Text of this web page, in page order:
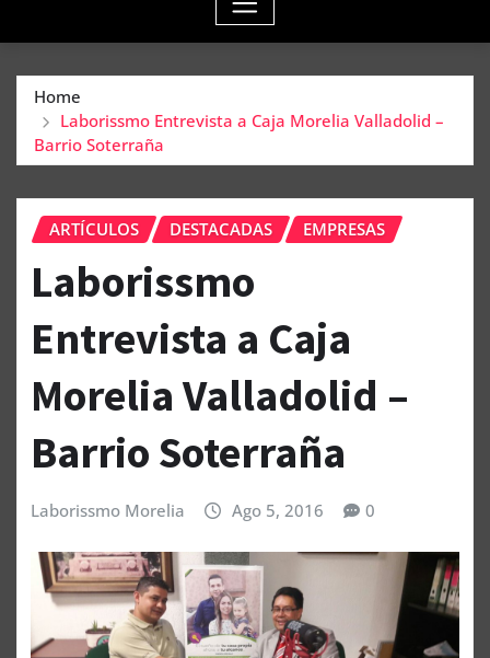
Home
Laborissmo Entrevista a Caja Morelia Valladolid –
Barrio Soterraña
ARTÍCULOS DESTACADAS EMPRESAS
Laborissmo
Entrevista a Caja
Morelia Valladolid –
Barrio Soterraña
Laborissmo Morelia Ago 5, 2016 0